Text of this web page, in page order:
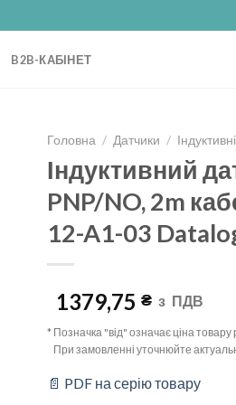
B2B-КАБІНЕТ
Головна / Датчики /
Індуктивний
PNP/NO, 2m
12-A1-03
1379,75 ₴ з ПДВ
* Позначка "від" означає ціна
При замовленні уточнюйте
📄 PDF на серію товару